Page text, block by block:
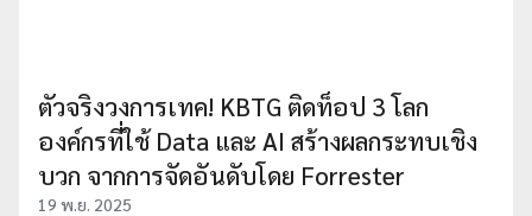
ตัวจริงวงการเทค! KBTG ติดท็อป 3 โลก
องค์กรที่ใช้ Data และ AI สร้างผลกระทบเชิง
บวก จากการจัดอันดับโดย Forrester
19 พ.ย. 2025